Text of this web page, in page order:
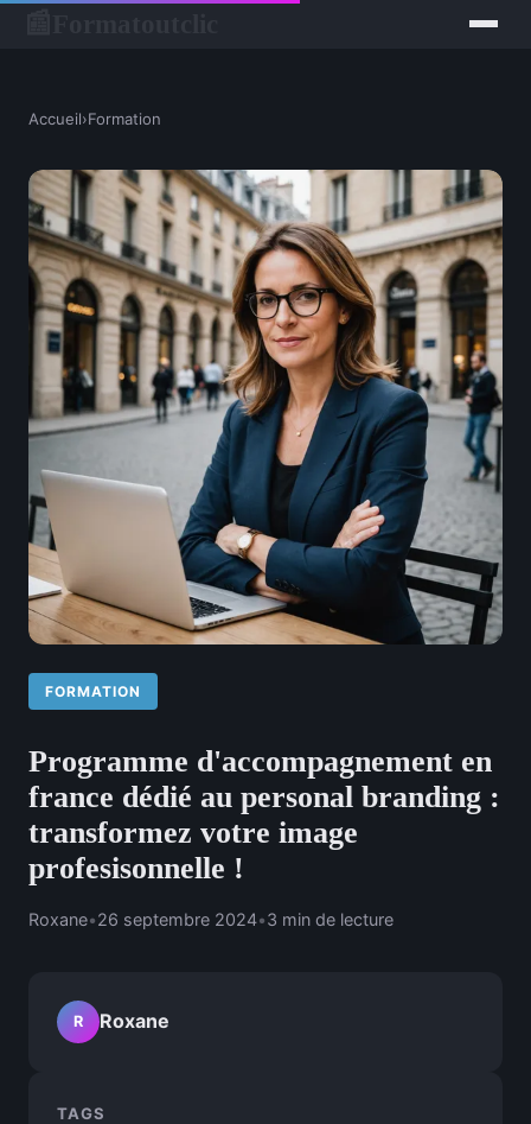
Accueil›Formation
FORMATION
Programme d'accompagnement en
france dédié au personal branding :
transformez votre image
profesisonnelle !
Roxane•26 septembre 2024•3 min de lecture
R Roxane
TAGS